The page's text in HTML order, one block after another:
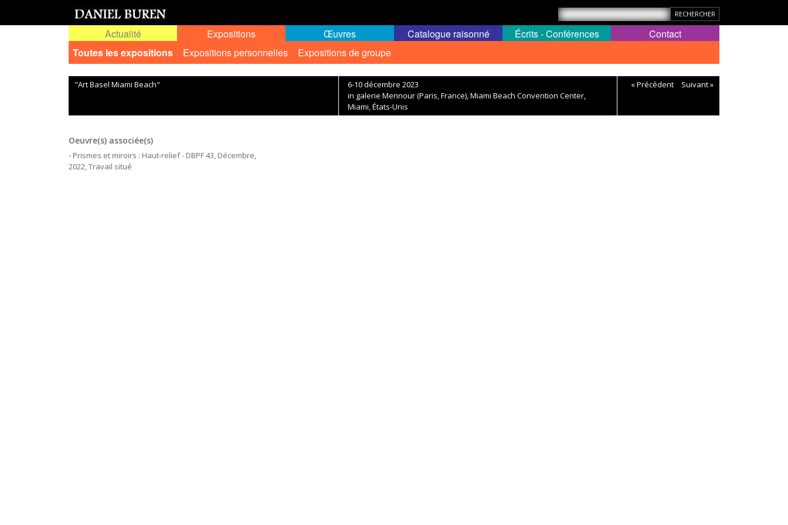
Actualité
Expositions
Toutes les expositions
Expositions personnelles Expositions de groupe
Œuvres Catalogue raisonné Écrits - Conférences Contact
"Art Basel Miami Beach"
6-10 décembre 2023
in galerie Mennour (Paris, France), Miami Beach Convention Center,
Miami, États-Unis
« Précédent Suivant »
Oeuvre(s) associée(s)
- Prismes et miroirs : Haut-relief - DBPF 43, Décembre,
2022, Travail situé